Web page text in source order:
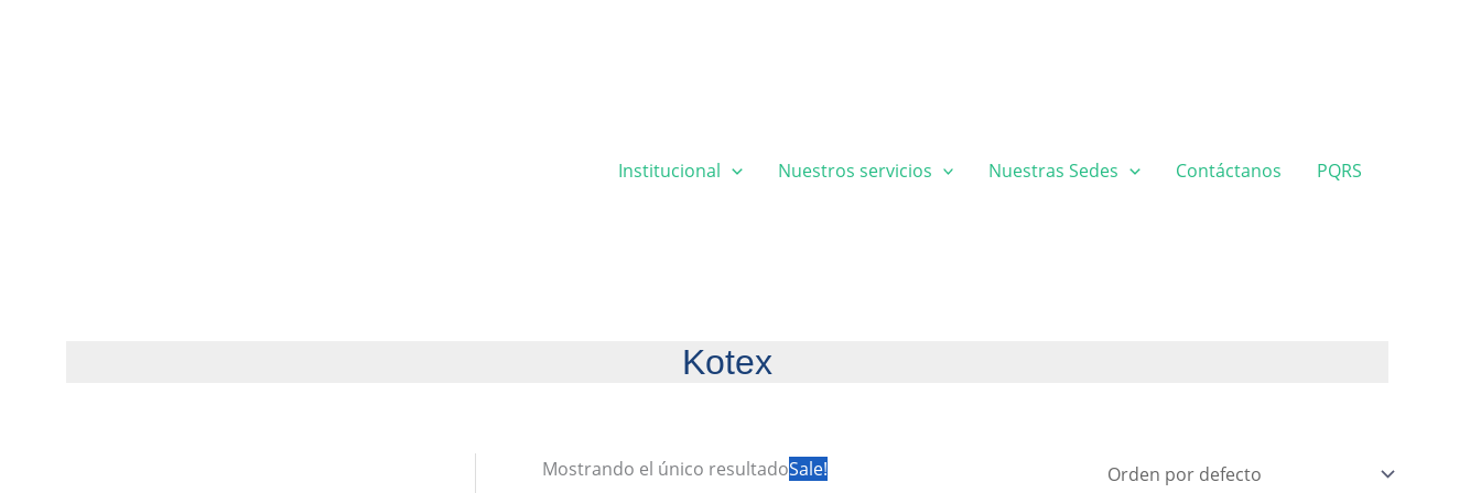
Institucional Nuestros servicios Nuestras Sedes Contáctanos PQRS
Kotex
Mostrando el único resultadoSale!